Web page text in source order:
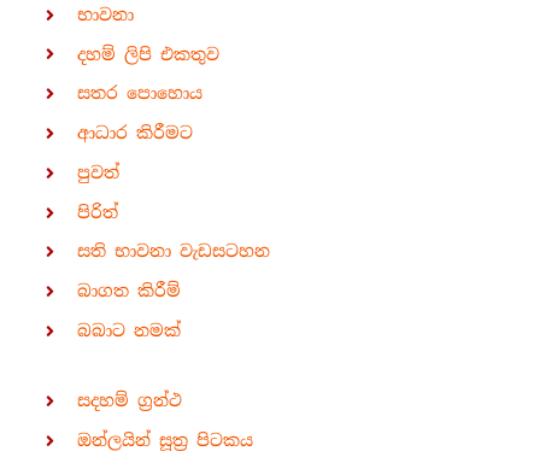
භාවනා
දහම් ලිපි එකතුව
සතර පොහොය
ආධාර කිරීමට
පුවත්
පිරිත්
සති භාවනා වැඩසටහන
බාගත කිරීම්
බබාට නමක්
සදහම් ග්‍රන්ථ
ඔන්ලයින් සූත්‍ර පිටකය